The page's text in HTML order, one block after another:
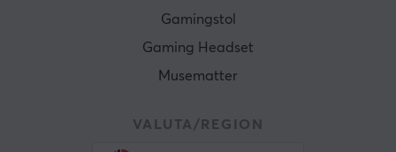
Gamingstol
Gaming Headset
Musematter
VALUTA/REGION